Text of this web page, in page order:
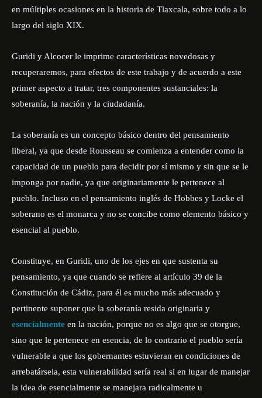
en múltiples ocasiones en la historia de Tlaxcala, sobre todo a lo
largo del siglo XIX.
Guridi y Alcocer le imprime características novedosas y
recuperaremos, para efectos de este trabajo y de acuerdo a este
primer aspecto a tratar, tres componentes sustanciales: la
soberanía, la nación y la ciudadanía.
La soberanía es un concepto básico dentro del pensamiento
liberal, ya que desde Rousseau se comienza a entender como la
capacidad de un pueblo para decidir por sí mismo y sin que se le
imponga por nadie, ya que originariamente le pertenece al
pueblo. Incluso en el pensamiento inglés de Hobbes y Locke el
soberano es el monarca y no se concibe como elemento básico y
esencial al pueblo.
Constituye, en Guridi, uno de los ejes en que sustenta su
pensamiento, ya que cuando se refiere al artículo 39 de la
Constitución de Cádiz, para él es mucho más adecuado y
pertinente suponer que la soberanía resida originaria y
esencialmente en la nación, porque no es algo que se otorgue,
sino que le pertenece en esencia, de lo contrario el pueblo sería
vulnerable a que los gobernantes estuvieran en condiciones de
arrebatársela, esta vulnerabilidad sería real si en lugar de manejar
la idea de esencialmente se manejara radicalmente u